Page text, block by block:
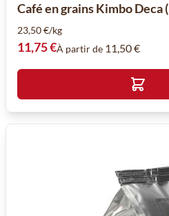
Café en grains Kimbo Deca
23,50 €/kg
11,75 €À partir de 11,50 €